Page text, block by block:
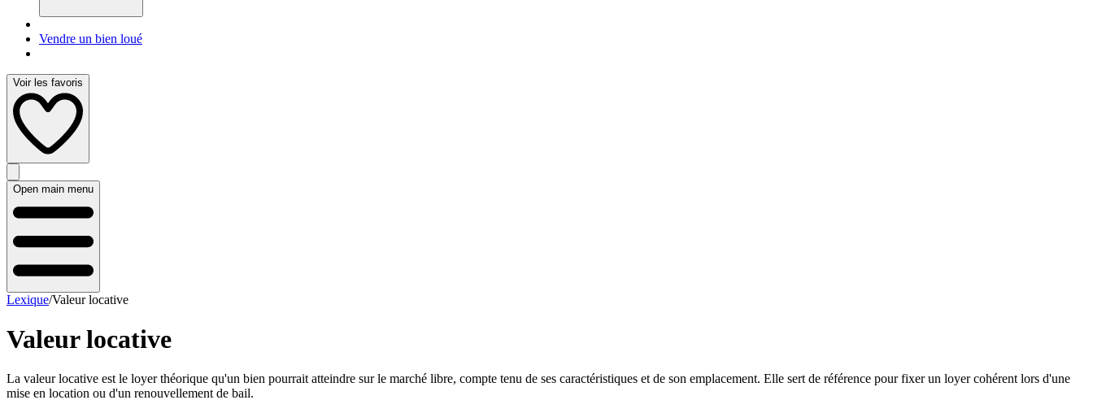
Vendre un bien loué
Voir les favoris
Open main menu
Lexique/Valeur locative
Valeur locative
La valeur locative est le loyer théorique qu'un bien pourrait atteindre sur le marché libre, compte tenu de ses caractéristiques et de son emplacement. Elle sert de référence pour fixer un loyer cohérent lors d'une
mise en location ou d'un renouvellement de bail.